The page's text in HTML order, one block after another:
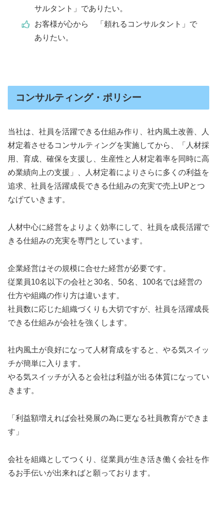
サルタント」でありたい。
お客様が心から 「頼れるコンサルタント」で
ありたい。
コンサルティング・ポリシー
当社は、社員を活躍できる仕組み作り、社内風土改善、人
材定着させるコンサルティングを実施してから、「人材採
用、育成、確保を支援し、生産性と人材定着率を同時に高
め業績向上の支援」、人材定着によりさらに多くの利益を
追求、社員を活躍成長できる仕組みの充実で売上UPとつ
なげていきます。
人材中心に経営をよりよく効率にして、社員を成長活躍で
きる仕組みの充実を専門としています。
企業経営はその規模に合せた経営が必要です。
従業員10名以下の会社と30名、50名、100名では経営の
仕方や組織の作り方は違います。
社員数に応じた組織づくりも大切ですが、社員を活躍成長
できる仕組みが会社を強くします。
社内風土が良好になって人材育成をすると、やる気スイッ
チが簡単に入ります。
やる気スイッチが入ると会社は利益が出る体質になってい
きます。
「利益額増えれば会社発展の為に更なる社員教育ができま
す」
会社を組織としてつくり、従業員が生き活き働く会社を作
るお手伝いが出来ればと願っております。